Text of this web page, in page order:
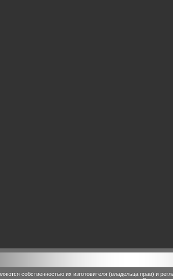
собственностью их изготовителя (владельца прав) и